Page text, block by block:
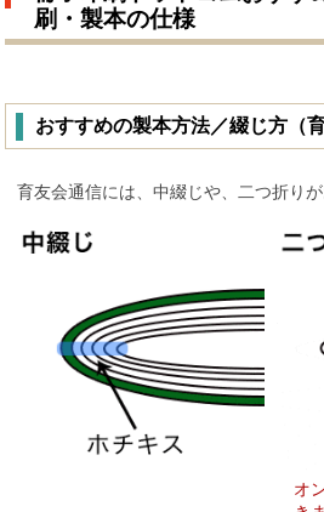
刷・製本の仕様
おすすめの製本方法／綴じ方（
育友会通信には、中綴じや、二つ折りが
オ